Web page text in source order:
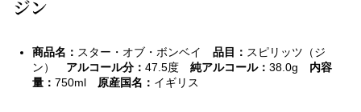
ジン
商品名： スター・オブ・ボンベイ 品目： スピリッツ（ジ
ン） アルコール分： 47.5度 純アルコール： 38.0g 内容
量： 750ml 原産国名： イギリス